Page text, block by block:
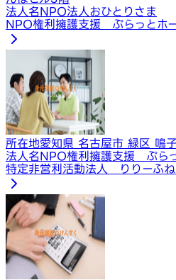
法人名NPO法人おひとりさま
NPO権利擁護支援 ぷらっとホ
所在地愛知県 名古屋市 緑区 鳴
法人名NPO権利擁護支援 ぷら
特定非営利活動法人 りりーふ